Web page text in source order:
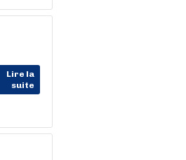
Lire la
suite